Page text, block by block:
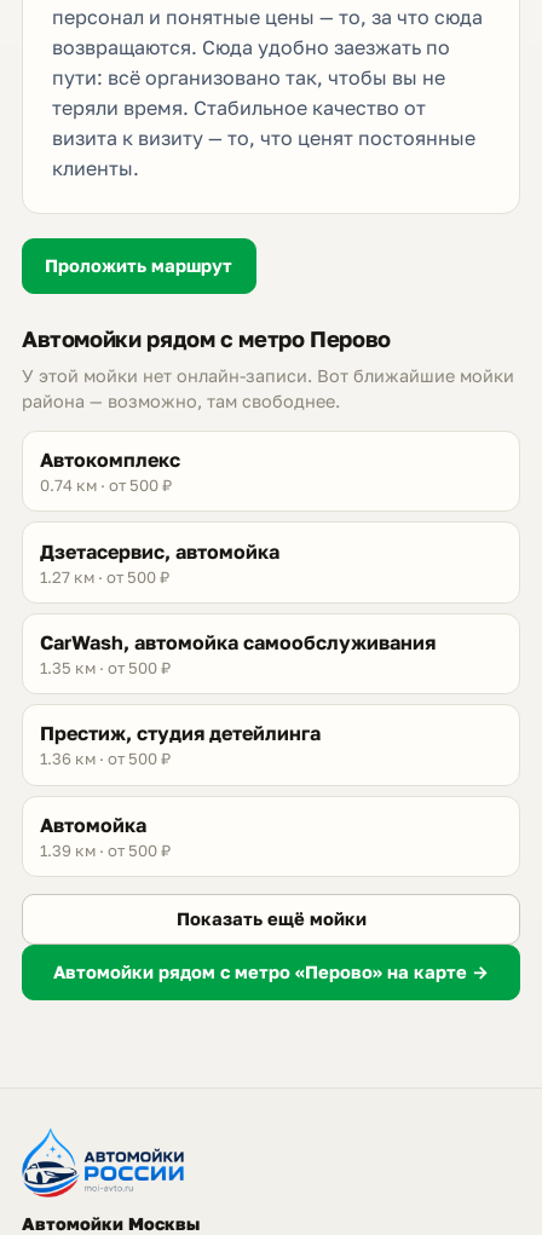
персонал и понятные цены — то, за что сюда
возвращаются. Сюда удобно заезжать по
пути: всё организовано так, чтобы вы не
теряли время. Стабильное качество от
визита к визиту — то, что ценят постоянные
клиенты.
Проложить маршрут
Автомойки рядом с метро Перово
У этой мойки нет онлайн-записи. Вот ближайшие мойки
района — возможно, там свободнее.
Автокомплекс
0.74 км · от 500 ₽
Дзетасервис, автомойка
1.27 км · от 500 ₽
CarWash, автомойка самообслуживания
1.35 км · от 500 ₽
Престиж, студия детейлинга
1.36 км · от 500 ₽
Автомойка
1.39 км · от 500 ₽
Показать ещё мойки
Автомойки рядом с метро «Перово» на карте →
Автомойки Москвы